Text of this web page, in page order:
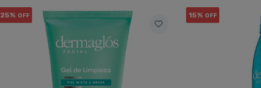
25% OFF 15% OFF